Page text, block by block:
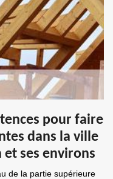
pour faire
dans la ville
ses environs
de la partie supérieure